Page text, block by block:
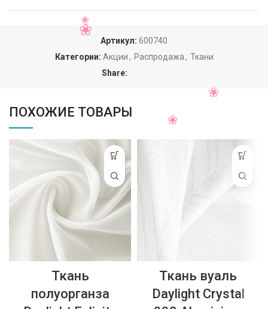
Артикул: 600740
Категории: Акции, Распродажа, Ткани
Share:
ПОХОЖИЕ ТОВАРЫ
Ткань
полуорганза
Ткань вуаль
Daylight Crystal